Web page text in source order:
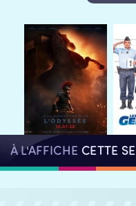
AUTRES RENDEZ-VOUS
NOUS CONTACTER
À L'AFFICHE CETTE